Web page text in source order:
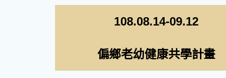
108.08.14-09.12
偏鄉老幼健康共學計畫